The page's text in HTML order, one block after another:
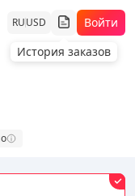
RUUSD
История заказов
Войти